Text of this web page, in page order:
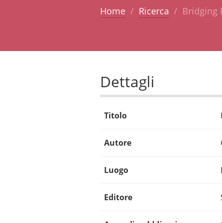
Home Ricerca Bridging
Dettagli
Titolo
Autore
Luogo
Editore